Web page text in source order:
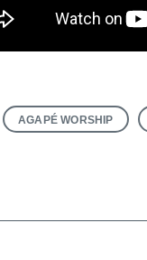
AGAPÉ WORSHIP